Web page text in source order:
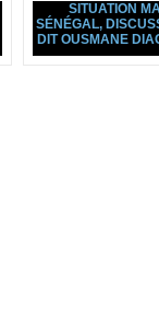
SITUATION
SÉNÉGAL,
DIT OUSMANE